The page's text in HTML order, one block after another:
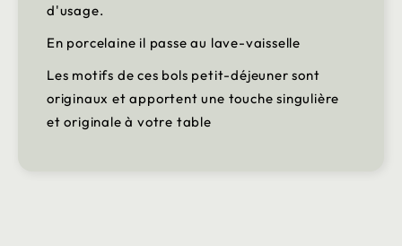
d'usage.
En porcelaine il passe au lave-vaisselle
Les motifs de ces bols petit-déjeuner sont
originaux et apportent une touche singulière
et originale à votre table